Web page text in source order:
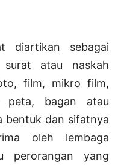
diartikan sebagai
atau naskah
film, mikro film,
peta, bagan atau
bentuk dan sifatnya
oleh lembaga
perorangan yang